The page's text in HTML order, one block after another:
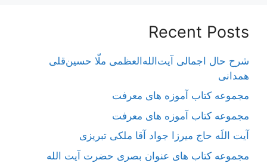
Recent Posts
شرح حال اجمالی آیت‌الله‌العظمی ملّا حسین‌قلی
همدانی
مجموعه کتاب آموزه های معرفت
مجموعه کتاب آموزه های معرفت
آیت اللَه حاج میرزا جواد آقا ملکی تبریزی
مجموعه کتاب های عنوان بصری حضرت آیت الله